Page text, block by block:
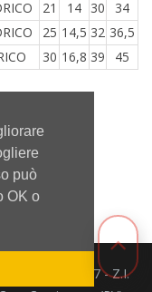
può
OK o
21 14 30
34
25 14,5 32 36,5
30 16,8 39 45
Lavoro 3/5/7 - Z.I.